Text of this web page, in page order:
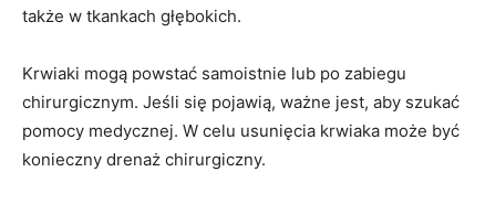
także w tkankach głębokich.
Krwiaki mogą powstać samoistnie lub po zabiegu
chirurgicznym. Jeśli się pojawią, ważne jest, aby szukać
pomocy medycznej. W celu usunięcia krwiaka może być
konieczny drenaż chirurgiczny.